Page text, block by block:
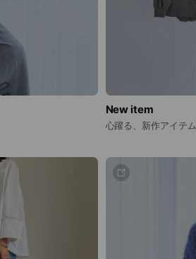
New item
心躍る、新作アイテム